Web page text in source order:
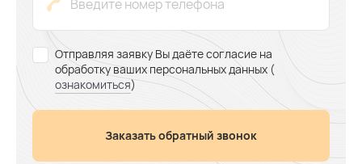
Заказать обратный звонок
Отправляя заявку Вы даёте согласие на
обработку ваших персональных данных (
ознакомиться)